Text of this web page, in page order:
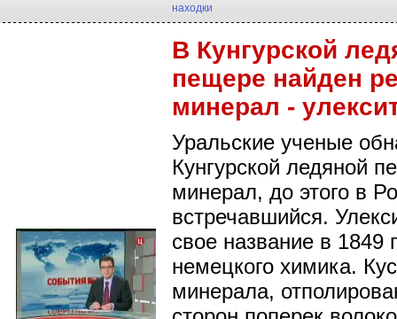
находки
В Кунгурской
пещере найден
минерал -
Уральские ученые
Кунгурской ледяной
минерал, до этого в
встречавшийся.
свое название в 1849
немецкого химика.
минерала,